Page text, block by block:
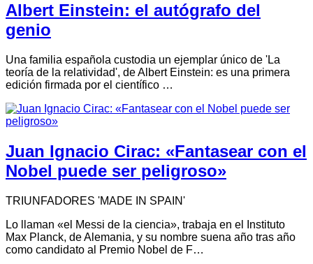
Albert Einstein: el autógrafo del
genio
Una familia española custodia un ejemplar único de 'La
teoría de la relatividad', de Albert Einstein: es una primera
edición firmada por el científico …
Juan Ignacio Cirac: «Fantasear con el
Nobel puede ser peligroso»
TRIUNFADORES 'MADE IN SPAIN'
Lo llaman «el Messi de la ciencia», trabaja en el Instituto
Max Planck, de Alemania, y su nombre suena año tras año
como candidato al Premio Nobel de F…